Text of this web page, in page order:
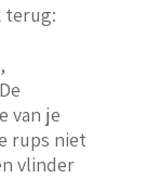
terug:
van je
rups niet
vlinder